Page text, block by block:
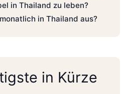
in Thailand zu leben?
in Thailand aus?
in Kürze